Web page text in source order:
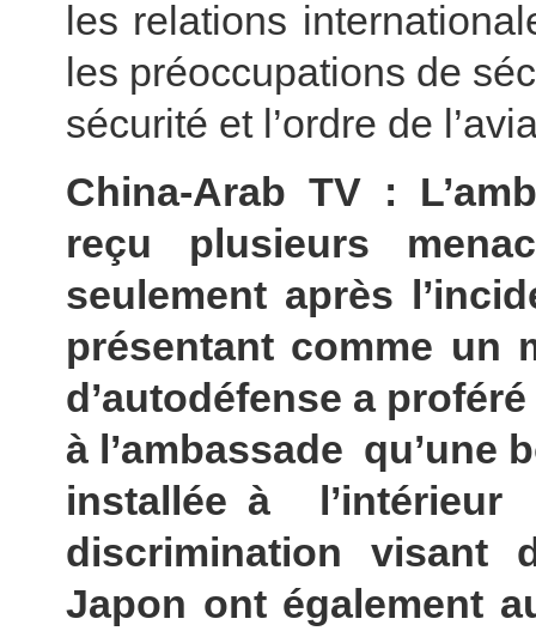
les relations
les préoccupations de
sécurité et l’ordre de
China-Arab TV :
reçu plusieurs
seulement après
présentant comme un
d’autodéfense a
à l’ambassade qu’une
installée à
discrimination visant
Japon ont également